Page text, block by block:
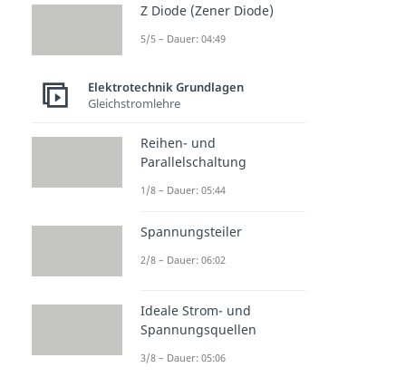
Z Diode (Zener Diode)
5/5 – Dauer: 04:49
Elektrotechnik Grundlagen
Gleichstromlehre
Reihen- und
Parallelschaltung
1/8 – Dauer: 05:44
Spannungsteiler
2/8 – Dauer: 06:02
Ideale Strom- und
Spannungsquellen
3/8 – Dauer: 05:06